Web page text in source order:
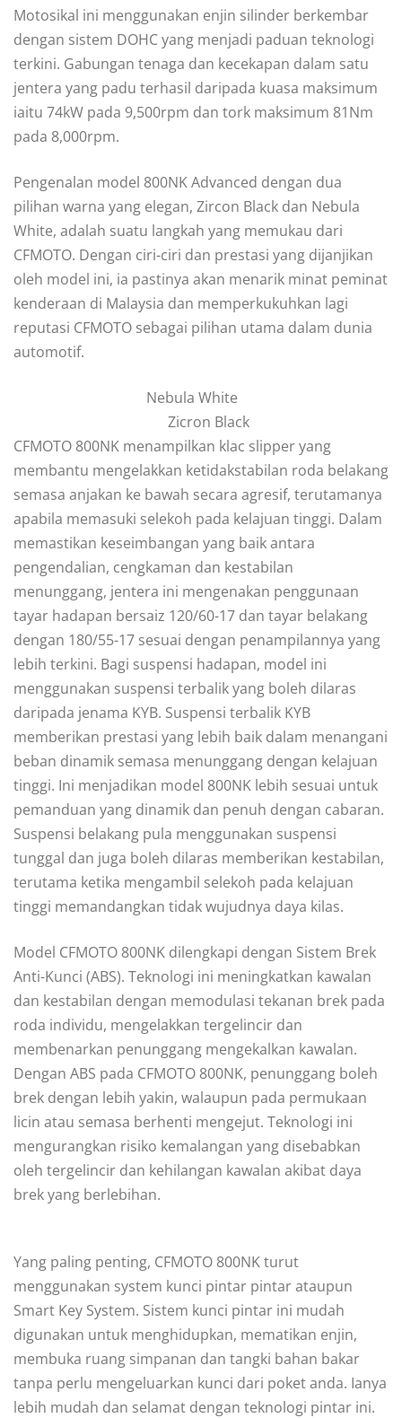
Motosikal ini menggunakan enjin silinder berkembar
dengan sistem DOHC yang menjadi paduan teknologi
terkini. Gabungan tenaga dan kecekapan dalam satu
jentera yang padu terhasil daripada kuasa maksimum
iaitu 74kW pada 9,500rpm dan tork maksimum 81Nm
pada 8,000rpm.
Pengenalan model 800NK Advanced dengan dua
pilihan warna yang elegan, Zircon Black dan Nebula
White, adalah suatu langkah yang memukau dari
CFMOTO. Dengan ciri-ciri dan prestasi yang dijanjikan
oleh model ini, ia pastinya akan menarik minat peminat
kenderaan di Malaysia dan memperkukuhkan lagi
reputasi CFMOTO sebagai pilihan utama dalam dunia
automotif.
Nebula White
Zicron Black
CFMOTO 800NK menampilkan klac slipper yang
membantu mengelakkan ketidakstabilan roda belakang
semasa anjakan ke bawah secara agresif, terutamanya
apabila memasuki selekoh pada kelajuan tinggi. Dalam
memastikan keseimbangan yang baik antara
pengendalian, cengkaman dan kestabilan
menunggang, jentera ini mengenakan penggunaan
tayar hadapan bersaiz 120/60-17 dan tayar belakang
dengan 180/55-17 sesuai dengan penampilannya yang
lebih terkini. Bagi suspensi hadapan, model ini
menggunakan suspensi terbalik yang boleh dilaras
daripada jenama KYB. Suspensi terbalik KYB
memberikan prestasi yang lebih baik dalam menangani
beban dinamik semasa menunggang dengan kelajuan
tinggi. Ini menjadikan model 800NK lebih sesuai untuk
pemanduan yang dinamik dan penuh dengan cabaran.
Suspensi belakang pula menggunakan suspensi
tunggal dan juga boleh dilaras memberikan kestabilan,
terutama ketika mengambil selekoh pada kelajuan
tinggi memandangkan tidak wujudnya daya kilas.
Model CFMOTO 800NK dilengkapi dengan Sistem Brek
Anti-Kunci (ABS). Teknologi ini meningkatkan kawalan
dan kestabilan dengan memodulasi tekanan brek pada
roda individu, mengelakkan tergelincir dan
membenarkan penunggang mengekalkan kawalan.
Dengan ABS pada CFMOTO 800NK, penunggang boleh
brek dengan lebih yakin, walaupun pada permukaan
licin atau semasa berhenti mengejut. Teknologi ini
mengurangkan risiko kemalangan yang disebabkan
oleh tergelincir dan kehilangan kawalan akibat daya
brek yang berlebihan.
Yang paling penting, CFMOTO 800NK turut
menggunakan system kunci pintar pintar ataupun
Smart Key System. Sistem kunci pintar ini mudah
digunakan untuk menghidupkan, mematikan enjin,
membuka ruang simpanan dan tangki bahan bakar
tanpa perlu mengeluarkan kunci dari poket anda. Ianya
lebih mudah dan selamat dengan teknologi pintar ini.